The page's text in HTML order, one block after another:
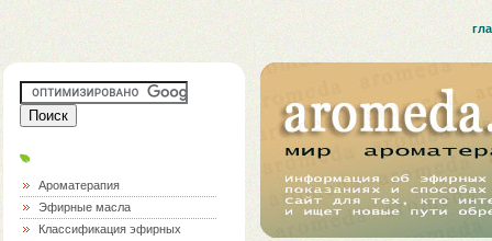
Ароматерапия
Эфирные масла
Классификация эфирных